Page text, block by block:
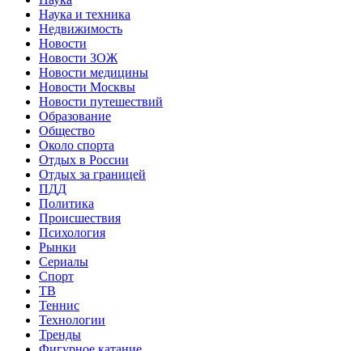
Наука и техника
Недвижимость
Новости
Новости ЗОЖ
Новости медицины
Новости Москвы
Новости путешествий
Образование
Общество
Около спорта
Отдых в России
Отдых за границей
ПДД
Политика
Происшествия
Психология
Рынки
Сериалы
Спорт
ТВ
Теннис
Технологии
Тренды